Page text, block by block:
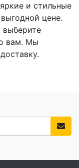
и стильные
цене.
выберите
вам. Мы